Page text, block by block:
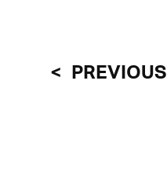
PREVIOUS